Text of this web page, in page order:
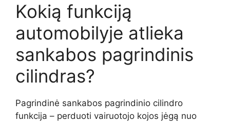
Kokią funkciją
automobilyje atlieka
sankabos pagrindinis
cilindras?
Pagrindinė sankabos pagrindinio cilindro
funkcija – perduoti vairuotojo kojos jėgą nuo